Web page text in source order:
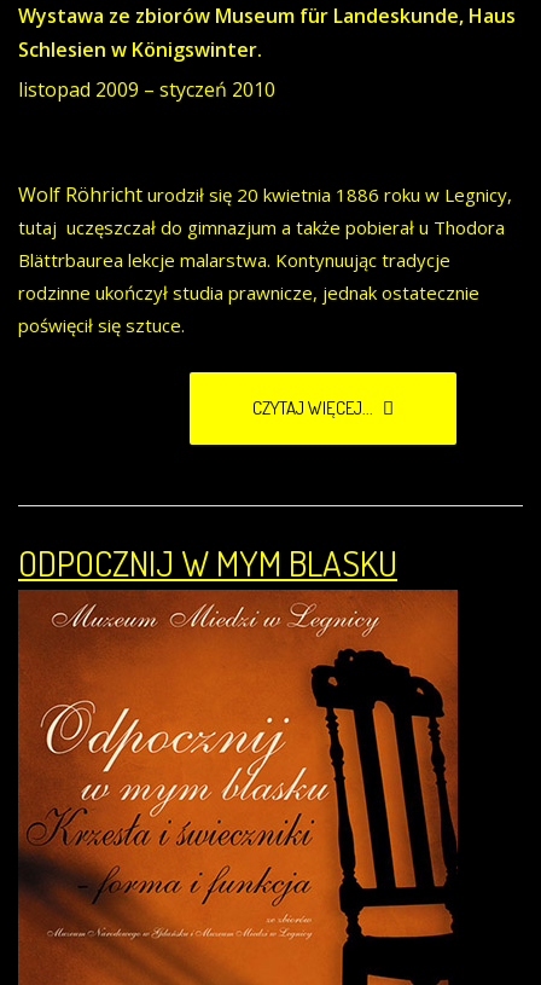
Wystawa ze zbiorów Museum für Landeskunde, Haus
Schlesien w Königswinter.
listopad 2009 – styczeń 2010
Wolf Röhricht urodził się 20 kwietnia 1886 roku w Legnicy,
tutaj uczęszczał do gimnazjum a także pobierał u Thodora
Blättrbaurea lekcje malarstwa. Kontynuując tradycje
rodzinne ukończył studia prawnicze, jednak ostatecznie
poświęcił się sztuce.
CZYTAJ WIĘCEJ...
ODPOCZNIJ W MYM BLASKU